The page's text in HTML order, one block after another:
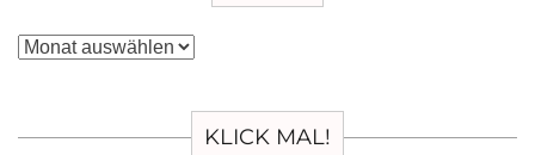
Archiv
KLICK MAL!